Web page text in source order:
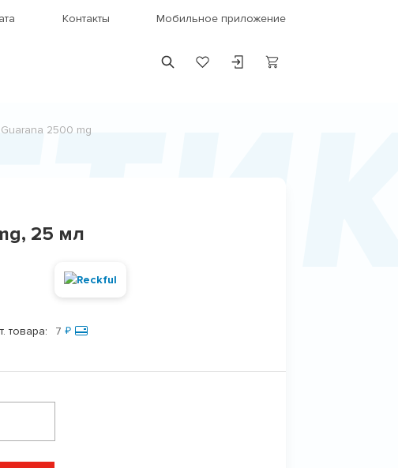
Контакты Мобильное приложение
Guarana 2500 mg
25 мл
товара: 7 ₽